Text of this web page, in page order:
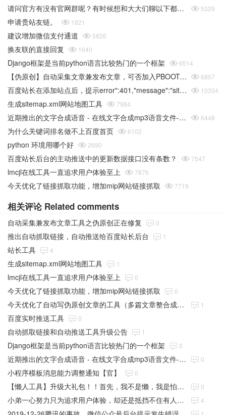
请问官方有没有官网群呢？有时候想和大大们聊以下都没办法  5329
申请贵站友链。  1821
建议增加微信支付通道  5826
换友联的直接回复  1640
Django框架是当前python语言比较热门的一个框架  6514
【伪原创】自动采集文章兼发布文章，可否加入PBOOTCMS的采集功能  6857
百度站长在添加站点后，提示error":401,"message":"site sid is empty或者推送链接错误  10334
生成sitemap.xml网站地图工具  7984
近期推出的文字合成语音 - 在线文字合成mp3语音文件-在线工具  6448
为什么关键词排名做不上百度首页  6102
python 环境用哪个好  2690
百度站长后台的主动推送中的更新数据接口没有条数？  7547
lmcjl在线工具一直追求用户体验至上  7876
今天优化了链接抓取功能，增加mip网站链接抓取  7719
相关评论 Related comments
自动采集兼发布文章工具之伪原创正在修复 0
推出自动抓取链接，自动推送给百度站长后台 1
站长工具 4
生成sitemap.xml网站地图工具 1
lmcjl在线工具一直追求用户体验至上 0
今天优化了链接抓取功能，增加mip网站链接抓取 0
今天优化了自动写伪原创文章的工具（多篇文章整合成一篇进行伪原创的文章） 1
百度实时推送工具 0
自动抓取链接和自动推送工具升级公告 1
Django框架是当前python语言比较热门的一个框架 0
近期推出的文字合成语音 - 在线文字合成mp3语音文件-在线工具 0
小程序模板消息能力调整通知【官】 0
【懒人工具】升级大礼包！！首先，我不是懒，我是怕懒！ 0
小弟一心努力只为追求用户体验，却还是抵挡不住有人想破坏。 4